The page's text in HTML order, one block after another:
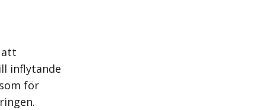
att
inflytande
för